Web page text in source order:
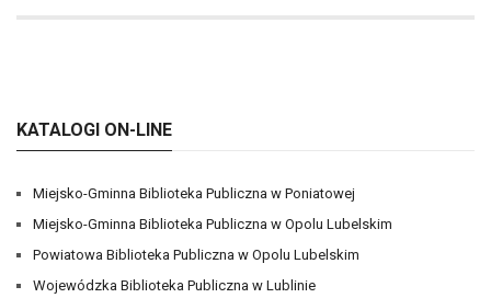
KATALOGI ON-LINE
Miejsko-Gminna Biblioteka Publiczna w Poniatowej
Miejsko-Gminna Biblioteka Publiczna w Opolu Lubelskim
Powiatowa Biblioteka Publiczna w Opolu Lubelskim
Wojewódzka Biblioteka Publiczna w Lublinie